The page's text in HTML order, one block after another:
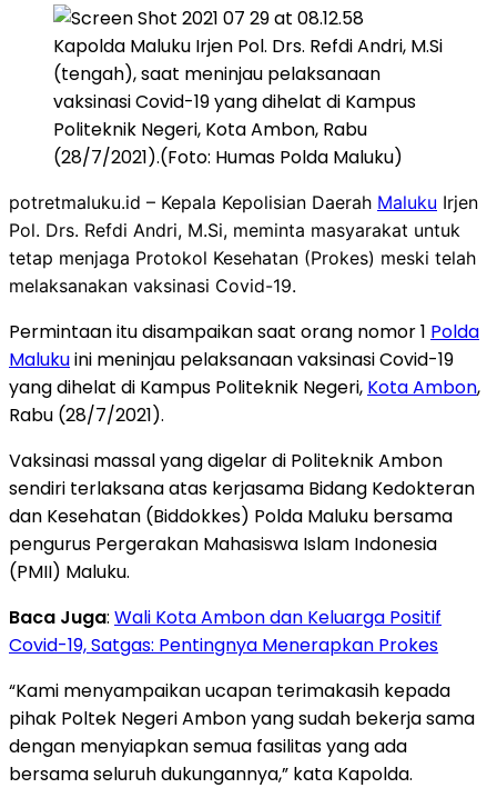
Kapolda Maluku Irjen Pol. Drs. Refdi Andri, M.Si
(tengah), saat meninjau pelaksanaan
vaksinasi Covid-19 yang dihelat di Kampus
Politeknik Negeri, Kota Ambon, Rabu
(28/7/2021).(Foto: Humas Polda Maluku)
potretmaluku.id – Kepala Kepolisian Daerah Maluku Irjen
Pol. Drs. Refdi Andri, M.Si, meminta masyarakat untuk
tetap menjaga Protokol Kesehatan (Prokes) meski telah
melaksanakan vaksinasi Covid-19.
Permintaan itu disampaikan saat orang nomor 1 Polda
Malukuini meninjau pelaksanaan vaksinasi Covid-19
yang dihelat di Kampus Politeknik Negeri, Kota Ambon,
Rabu (28/7/2021).
Vaksinasi massal yang digelar di Politeknik Ambon
sendiri terlaksana atas kerjasama Bidang Kedokteran
dan Kesehatan (Biddokkes) Polda Maluku bersama
pengurus Pergerakan Mahasiswa Islam Indonesia
(PMII) Maluku.
Baca Juga: Wali Kota Ambon dan Keluarga Positif
Covid-19, Satgas: Pentingnya Menerapkan Prokes
“Kami menyampaikan ucapan terimakasih kepada
pihak Poltek Negeri Ambon yang sudah bekerja sama
dengan menyiapkan semua fasilitas yang ada
bersama seluruh dukungannya,” kata Kapolda.